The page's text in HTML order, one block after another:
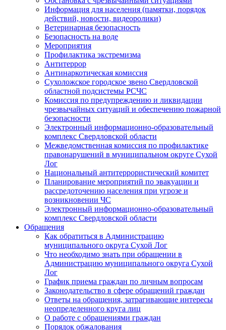
Информация для населения (памятки, порядок
действий, новости, видеоролики)
Ветеринарная безопасность
Безопасность на воде
Мероприятия
Профилактика экстремизма
Антитеррор
Антинаркотическая комиссия
Сухоложское городское звено Свердловской
областной подсистемы РСЧС
Комиссия по предупреждению и ликвидации
чрезвычайных ситуаций и обеспечению пожарной
безопасности
Электронный информационно-образовательный
комплекс Cвердловской области
Межведомственная комиссия по профилактике
правонарушений в муниципальном округе Сухой
Лог
Национальный антитеррористический комитет
Планирование мероприятий по эвакуации и
рассредоточению населения при угрозе и
возникновении ЧС
Электронный информационно-образовательный
комплекс Свердловской области
Обращения
Как обратиться в Администрацию
муниципального округа Сухой Лог
Что необходимо знать при обращении в
Администрацию муниципального округа Сухой
Лог
График приема граждан по личным вопросам
Законодательство в сфере обращений граждан
Ответы на обращения, затрагивающие интересы
неопределенного круга лиц
О работе с обращениями граждан
Порядок обжалования